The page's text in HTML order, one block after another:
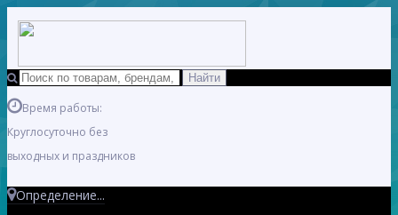
Время работы:
Круглосуточно без
выходных и праздников
Определение...